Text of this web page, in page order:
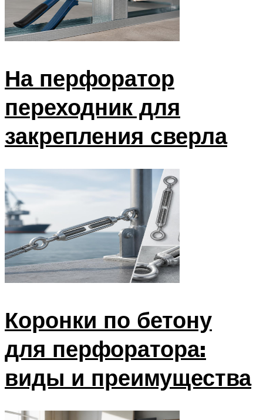
На перфоратор
переходник для
закрепления сверла
Коронки по бетону
для перфоратора:
виды и преимущества